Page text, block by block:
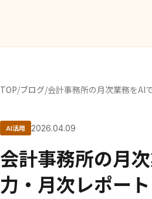
TOP/ブログ/会計事務所の月次業務をAI
AI活用 2026.04.09
会計事務所の月
力・月次レポー